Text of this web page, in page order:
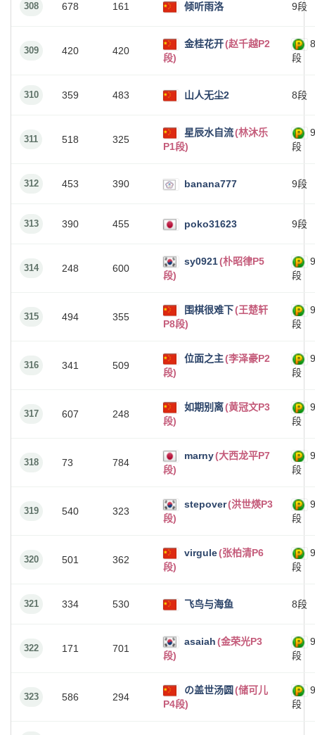
308 678 161 倾听雨洛 9段
309 420 420
金桂花开(赵千越P2
段)
8
段
310 359 483 山人无尘2 8段
311 518 325
星辰水自流(林沐乐
P1段)
9
段
312 453 390 banana777 9段
313 390 455 poko31623 9段
314 248 600
sy0921(朴昭律P5
段)
9
段
315 494 355
围棋很难下(王楚轩
P8段)
9
段
316 341 509
位面之主(李泽豪P2
段)
9
段
317 607 248
如期别离(黄冠文P3
段)
9
段
318 73 784
marny(大西龙平P7
段)
9
段
319 540 323
stepover(洪世煐P3
段)
9
段
320 501 362
virgule(张柏清P6
段)
9
段
321 334 530 飞鸟与海鱼 8段
322 171 701
asaiah(金荣光P3
段)
9
段
323 586 294
の盖世汤圆 (储可儿
P4段)
9
段